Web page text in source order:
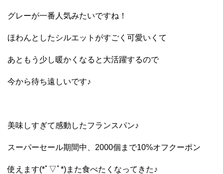
グレーが一番人気みたいですね！
ほわんとしたシルエットがすごく可愛いくて
あともう少し暖かくなると大活躍するので
今から待ち遠しいです♪
美味しすぎて感動したフランスパン♪
スーパーセール期間中、2000個まで10%オフクーポン
使えます(*ﾟ▽ﾟ*)また食べたくなってきた♪